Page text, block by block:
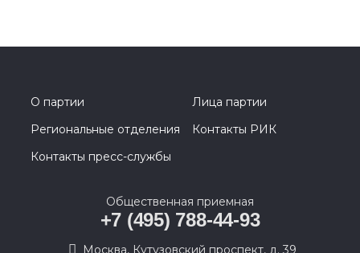
О партии
Лица партии
Региональные отделения
Контакты РИК
Контакты пресс-службы
Общественная приемная
+7 (495) 788-44-93
Москва, Кутузовский проспект, д. 39